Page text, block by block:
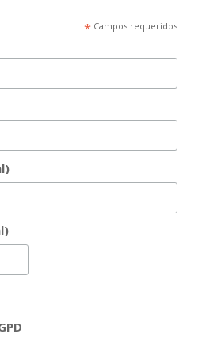
*Campos requeridos